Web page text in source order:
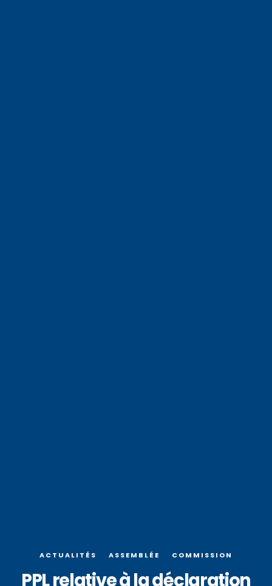
ACTUALITÉS ASSEMBLÉE COMMISSION
PPL relative à la déclaration